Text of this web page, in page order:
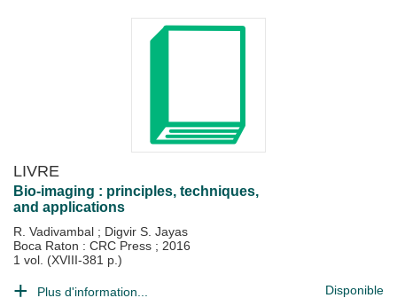
LIVRE
Bio-imaging : principles, techniques,
and applications
R. Vadivambal ; Digvir S. Jayas
Boca Raton : CRC Press ; 2016
1 vol. (XVIII-381 p.)
Plus d'information... Disponible